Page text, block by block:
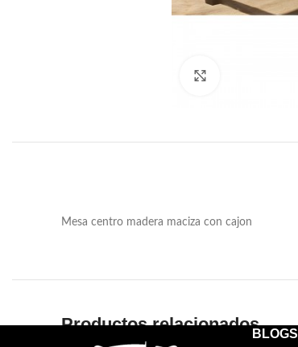
Mesa centro madera maciza con cajon
Productos relacionadosBLOGS